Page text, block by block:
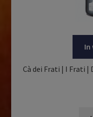
In
Cà dei Frati | I Frati |